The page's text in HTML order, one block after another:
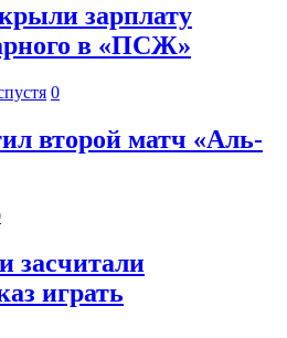
зарплату
в «ПСЖ»
0
второй матч «Аль-
засчитали
играть